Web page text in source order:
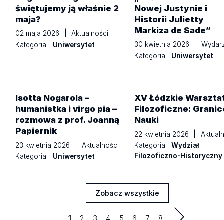
świętujemy ją właśnie 2
maja?
02 maja 2026
Aktualności
Kategoria:
Uniwersytet
Nowej Justynie i
Historii Julietty
Markiza de Sade”
30 kwietnia 2026
Kategoria:
Uniwersytet
Isotta Nogarola –
humanistka i virgo pia –
rozmowa z prof. Joanną
Papiernik
23 kwietnia 2026
Aktualności
Kategoria:
Uniwersytet
XV Łódzkie
Filozoficzne:
Nauki
22 kwietnia 2026
Kategoria:
Wydział
Filozoficzno-Historyczny
Zobacz wszystkie
Aktualności
1 Strona
2 Strona
3 Strona
4 Strona
5 Strona
6 Strona
7 Strona
8